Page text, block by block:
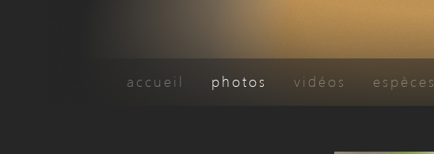
accueil photos vidéos espèces